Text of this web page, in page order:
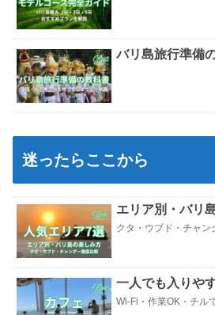
バリ島旅行準備
迷ったらここから
エリア別・バリ
クタ・ウブド・チャン
一人でも入りや
Wi-Fi・作業OK・チル